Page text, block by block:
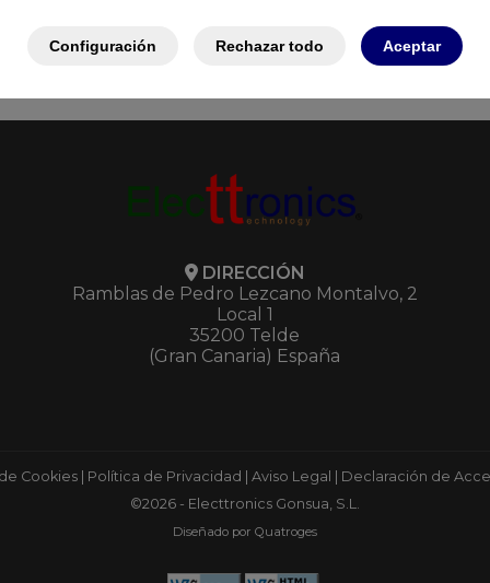
Configuración Rechazar todo Aceptar
DIRECCIÓN
Ramblas de Pedro Lezcano Montalvo, 2
Local 1
35200 Telde
(Gran Canaria) España
Cookies| Política de Privacidad Aviso Legal
Declaración de
©2026 - Electtronics Gonsua, S.L.
Diseñado por Quatroges